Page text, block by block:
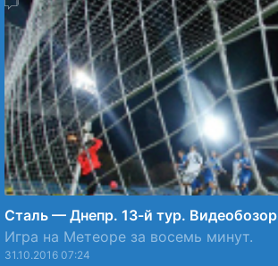
Сталь — Днепр. 13-й тур. Видеобозор
Игра на Метеоре за восемь минут.
31.10.2016 07:24